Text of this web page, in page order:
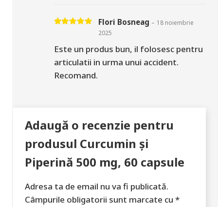
5din 5
Flori Bosneag – 18 noiembrie
2025
Este un produs bun, il folosesc pentru
articulatii in urma unui accident.
Recomand.
Adaugă o recenzie pentru
produsul Curcumin și
Piperină 500 mg, 60 capsule
Adresa ta de email nu va fi publicată.
Câmpurile obligatorii sunt marcate cu *